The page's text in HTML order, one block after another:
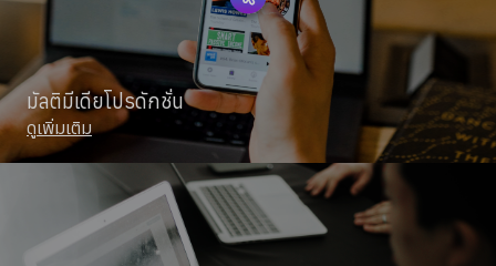
มัลติมีเดียโปรดักชั่น
ดูเพิ่มเติม